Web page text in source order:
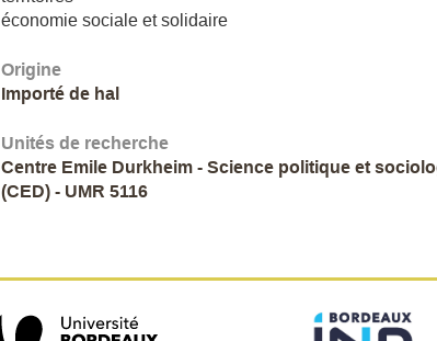
économie sociale et solidaire
Origine
Importé de hal
Unités de recherche
Centre Emile Durkheim - Science politique et
(CED) - UMR 5116